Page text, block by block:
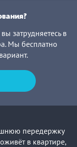
затрудняетесь в
Мы бесплатно
передержку
в квартире,